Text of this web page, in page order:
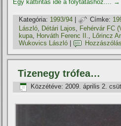
Egy kattintás ide a folytatáshoz.... →
Kategória: 1993/94 | Címke:
László, Détári Lajos, Fehérvár FC
kupa, Horváth Ferenc II., Lőrincz
Wukovics László
Tizenegy trófea…
Közzétéve: 2009. április 2.